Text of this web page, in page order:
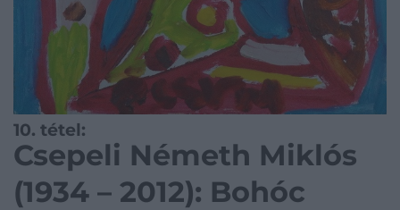
10. tétel:
Csepeli Németh Miklós
(1934 – 2012): Bohóc